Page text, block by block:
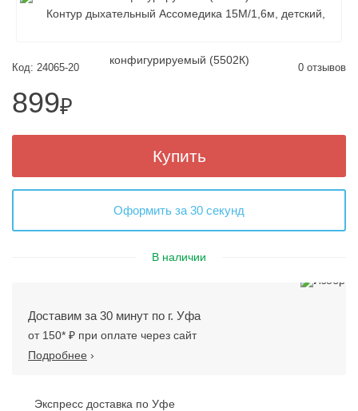
Код: 24065-20 0 отзывов
899₽
Купить
Оформить за 30 секунд
В наличии
Доставим за 30 минут по г. Уфа
от 150* ₽ при оплате через сайт
Подробнее ›
Экспресс доставка по Уфе